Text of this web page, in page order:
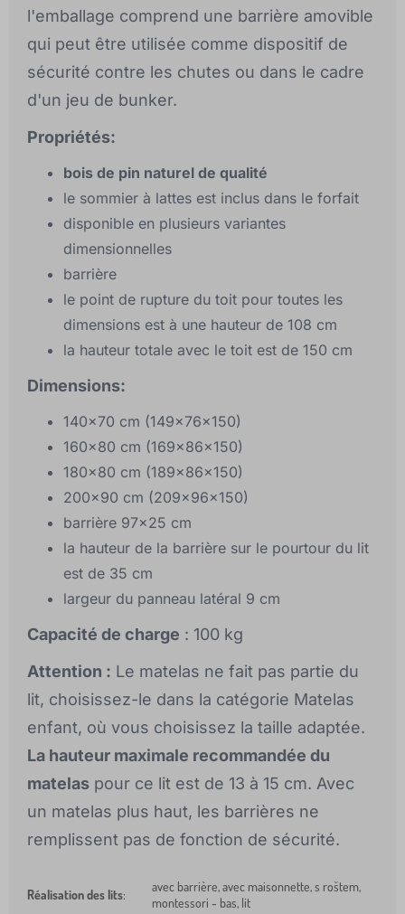
l'emballage comprend une barrière amovible
qui peut être utilisée comme dispositif de
sécurité contre les chutes ou dans le cadre
d'un jeu de bunker.
Propriétés:
bois de pin naturel de qualité
le sommier à lattes est inclus dans le forfait
disponible en plusieurs variantes
dimensionnelles
barrière
le point de rupture du toit pour toutes les
dimensions est à une hauteur de 108 cm
la hauteur totale avec le toit est de 150 cm
Dimensions:
140x70 cm (149x76x150)
160x80 cm (169x86x150)
180x80 cm (189x86x150)
200x90 cm (209x96x150)
barrière 97x25 cm
la hauteur de la barrière sur le pourtour du lit
est de 35 cm
largeur du panneau latéral 9 cm
Capacité de charge : 100 kg
Attention : Le matelas ne fait pas partie du
lit, choisissez-le dans la catégorie Matelas
enfant, où vous choisissez la taille adaptée.
La hauteur maximale recommandée du
matelas pour ce lit est de 13 à 15 cm. Avec
un matelas plus haut, les barrières ne
remplissent pas de fonction de sécurité.
Réalisation des lits:
avec barrière, avec maisonnette, s roštem,
montessori - bas, lit